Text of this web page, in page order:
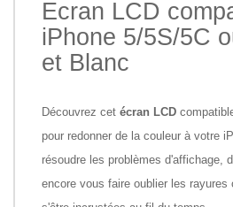
Ecran LCD
iPhone 5/5S/5C
et Blanc
Découvrez cet écran LCD
pour redonner de la couleur à votre
résoudre les problèmes d'affichage,
encore vous faire oublier les rayures